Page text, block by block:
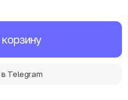
Telegram